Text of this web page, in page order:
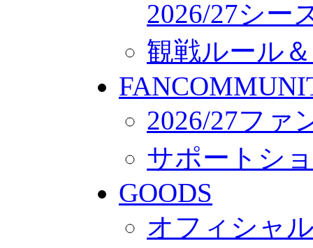
2026/27シー
観戦ルール
2026/27ファ
サポートシ
GOODS
オフィシャ